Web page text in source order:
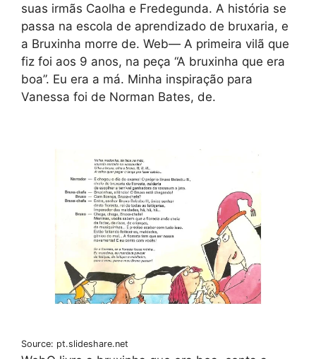
suas irmãs Caolha e Fredegunda. A história se
passa na escola de aprendizado de bruxaria, e
a Bruxinha morre de. Web— A primeira vilã que
fiz foi aos 9 anos, na peça “A bruxinha que era
boa”. Eu era a má. Minha inspiração para
Vanessa foi de Norman Bates, de.
Source: pt.slideshare.net